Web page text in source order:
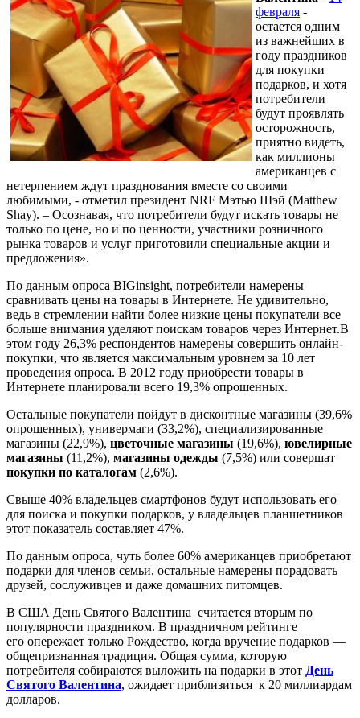
февраля -
остается одним
из важнейших в
году праздников
для покупки
подарков, и хотя
потребители
будут проявлять
осторожность,
приятно видеть,
как миллионы
американцев с
нетерпением ждут празднования вместе со своими
любимыми, - отметил президент NRF Мэтью Шэй (Matthew
Shay). – Осознавая, что потребители будут искать товары не
только по цене, но и по ценности, участники розничного
рынка товаров и услуг приготовили специальные акции и
предложения».
По данным опроса BIGinsight, потребители намерены
сравнивать цены на товары в Интернете. Не удивительно,
ведь в стремлении найти более низкие цены покупатели все
больше внимания уделяют поискам товаров через Интернет.В
этом году 26,3% респондентов намерены совершить онлайн-
покупки, что является максимальным уровнем за 10 лет
проведения опроса. В 2012 году приобрести товары в
Интернете планировали всего 19,3% опрошенных.
Остальные покупатели пойдут в дисконтные магазины (39,6%
опрошенных), универмаги (33,2%), специализированные
магазины (22,9%), цветочные магазины (19,6%), ювелирные
магазины (11,2%), магазины одежды (7,5%) или совершат
покупки по каталогам (2,6%).
Свыше 40% владельцев смартфонов будут использовать его
для поиска и покупки подарков, у владельцев планшетников
этот показатель составляет 47%.
По данным опроса, чуть более 60% американцев приобретают
подарки для членов семьи, остальные намерены порадовать
друзей, сослуживцев и даже домашних питомцев.
В США День Святого Валентина считается вторым по
популярности праздником. В праздничном рейтинге
его опережает только Рождество, когда вручение подарков —
общепризнанная традиция. Общая сумма, которую
потребителя собираются выложить на подарки в этот День
Святого Валентина, ожидает приблизиться к 20 миллиардам
долларов.